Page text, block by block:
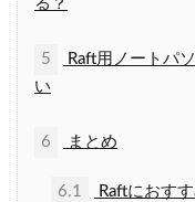
る？
5
Raft用ノートパ
い
6 まとめ
6.1 Raftにおす